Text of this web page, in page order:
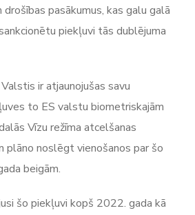
pasākumus, kas galu galā
piekļuvi tās dublējuma
ir atjaunojušas savu
to ES valstu biometriskajām
Vīzu režīma atcelšanas
plāno noslēgt vienošanos par šo
beigām.
šo piekļuvi kopš 2022. gada kā